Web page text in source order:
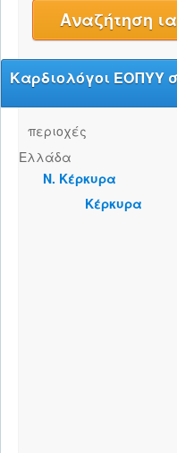
Καρδιολόγοι ΕΟΠΥΥ
περιοχές
Ελλάδα
Ν. Κέρκυρα
Κέρκυρα